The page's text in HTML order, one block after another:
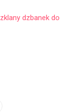
dzbanek do